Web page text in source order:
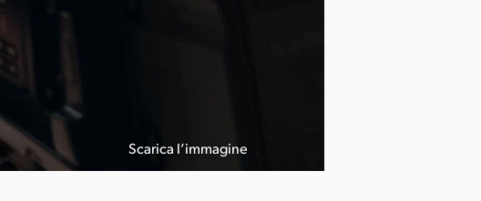
Scarica l’immagine